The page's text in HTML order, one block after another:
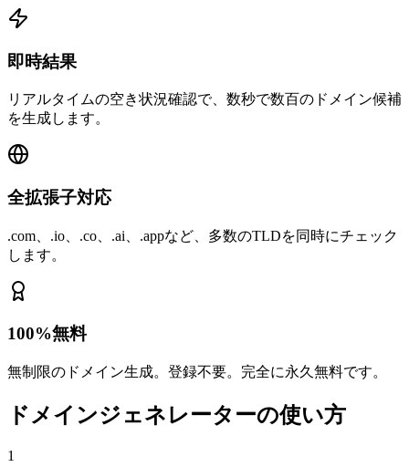
即時結果
リアルタイムの空き状況確認で、数秒で数百のドメイン候補
を生成します。
全拡張子対応
.com、.io、.co、.ai、.appなど、多数のTLDを同時にチェック
します。
100%無料
無制限のドメイン生成。登録不要。完全に永久無料です。
ドメインジェネレーターの使い方
1